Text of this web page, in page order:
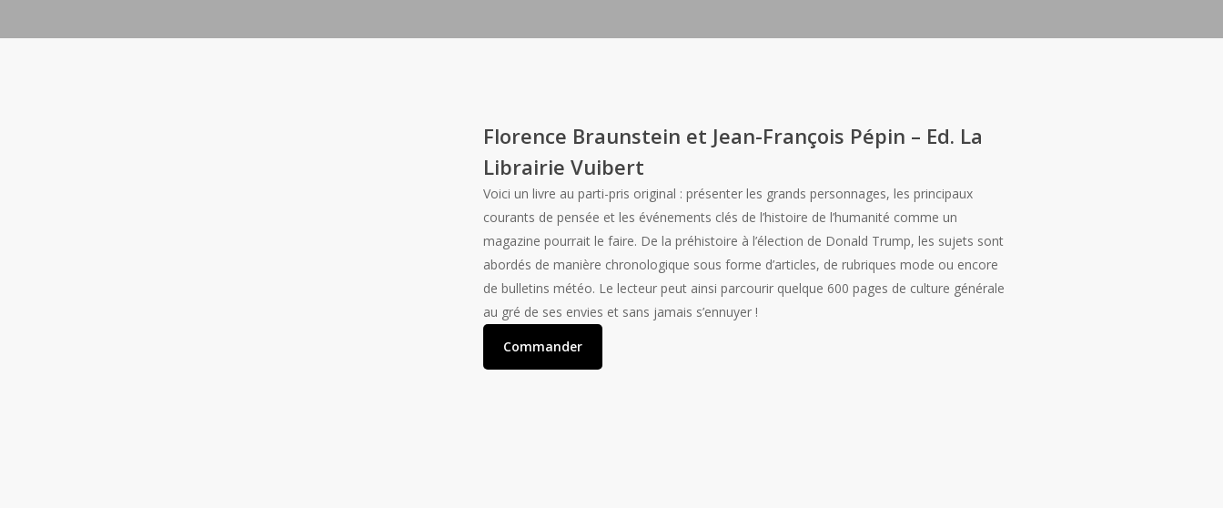
Florence Braunstein et Jean-François Pépin – Ed. La
Librairie Vuibert
Voici un livre au parti-pris original : présenter les grands personnages, les principaux
courants de pensée et les événements clés de l’histoire de l’humanité comme un
magazine pourrait le faire. De la préhistoire à l’élection de Donald Trump, les sujets sont
abordés de manière chronologique sous forme d’articles, de rubriques mode ou encore
de bulletins météo. Le lecteur peut ainsi parcourir quelque 600 pages de culture générale
au gré de ses envies et sans jamais s’ennuyer !
Commander